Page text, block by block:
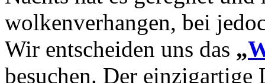
wolkenverhangen, bei
Wir entscheiden uns das „
besuchen. Der einzigartige